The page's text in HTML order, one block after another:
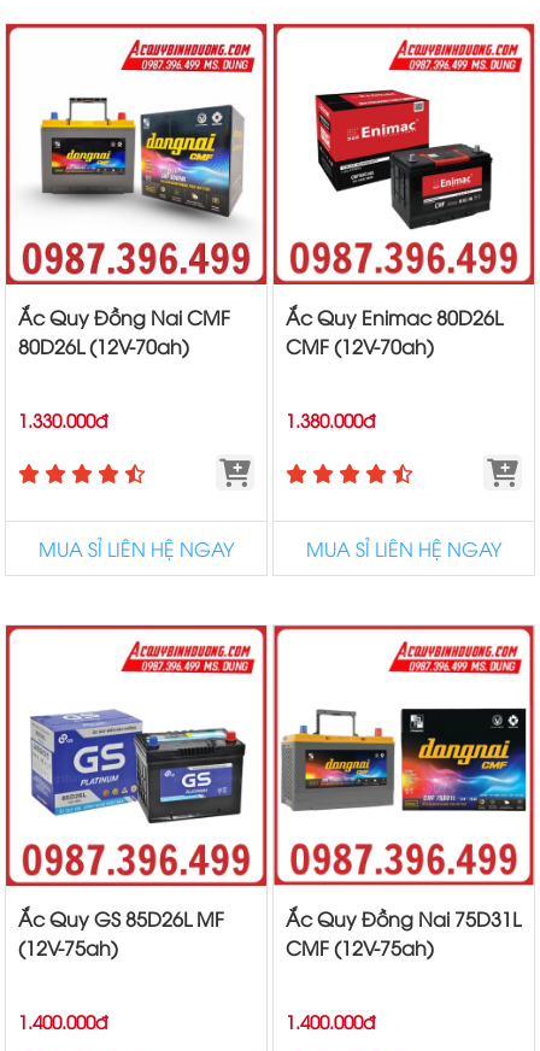
Ắc Quy Đồng Nai CMF
80D26L (12V-70ah)
1.330.000đ
MUA SỈ LIÊN HỆ NGAY
Ắc Quy Enimac 80D26L
CMF (12V-70ah)
1.380.000đ
MUA SỈ LIÊN HỆ NGAY
Ắc Quy GS 85D26L MF
(12V-75ah)
1.400.000đ
Ắc Quy Đồng Nai 75D31L
CMF (12V-75ah)
1.400.000đ